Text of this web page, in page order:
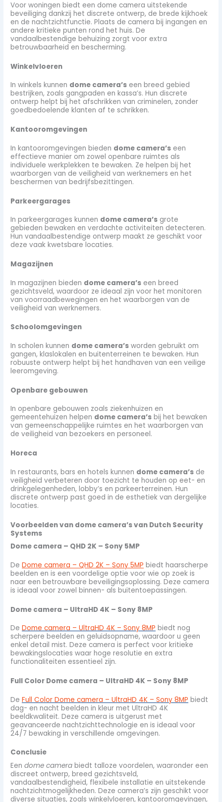
Voor woningen biedt een dome camera uitstekende
beveiliging dankzij het discrete ontwerp, de brede kijkhoek
en de nachtzichtfunctie. Plaats de camera bij ingangen en
andere kritieke punten rond het huis. De
vandaalbestendige behuizing zorgt voor extra
betrouwbaarheid en bescherming.
Winkelvloeren
In winkels kunnen dome camera’s een breed gebied
bestrijken, zoals gangpaden en kassa’s. Hun discrete
ontwerp helpt bij het afschrikken van criminelen, zonder
goedbedoelende klanten af te schrikken.
Kantooromgevingen
In kantooromgevingen bieden dome camera’s een
effectieve manier om zowel openbare ruimtes als
individuele werkplekken te bewaken. Ze helpen bij het
waarborgen van de veiligheid van werknemers en het
beschermen van bedrijfsbezittingen.
Parkeergarages
In parkeergarages kunnen dome camera’s grote
gebieden bewaken en verdachte activiteiten detecteren.
Hun vandaalbestendige ontwerp maakt ze geschikt voor
deze vaak kwetsbare locaties.
Magazijnen
In magazijnen bieden dome camera’s een breed
gezichtsveld, waardoor ze ideaal zijn voor het monitoren
van voorraadbewegingen en het waarborgen van de
veiligheid van werknemers.
Schoolomgevingen
In scholen kunnen dome camera’s worden gebruikt om
gangen, klaslokalen en buitenterreinen te bewaken. Hun
robuuste ontwerp helpt bij het handhaven van een veilige
leeromgeving.
Openbare gebouwen
In openbare gebouwen zoals ziekenhuizen en
gemeentehuizen helpen dome camera’s bij het bewaken
van gemeenschappelijke ruimtes en het waarborgen van
de veiligheid van bezoekers en personeel.
Horeca
In restaurants, bars en hotels kunnen dome camera’s de
veiligheid verbeteren door toezicht te houden op eet- en
drinkgelegenheden, lobby’s en parkeerterreinen. Hun
discrete ontwerp past goed in de esthetiek van dergelijke
locaties.
Voorbeelden van dome camera’s van Dutch Security
Systems
Dome camera – QHD 2K – Sony 5MP
DeDome camera – QHD 2K – Sony 5MP biedt haarscherpe
beelden en is een voordelige optie voor wie op zoek is
naar een betrouwbare beveiligingsoplossing. Deze camera
is ideaal voor zowel binnen- als buitentoepassingen.
Dome camera – UltraHD 4K – Sony 8MP
DeDome camera – UltraHD 4K – Sony 8MP biedt nog
scherpere beelden en geluidsopname, waardoor u geen
enkel detail mist. Deze camera is perfect voor kritieke
bewakingslocaties waar hoge resolutie en extra
functionaliteiten essentieel zijn.
Full Color Dome camera – UltraHD 4K – Sony 8MP
DeFull Color Dome camera – UltraHD 4K – Sony 8MP biedt
dag- en nacht beelden in kleur met UltraHD 4K
beeldkwaliteit. Deze camera is uitgerust met
geavanceerde nachtzichttechnologie en is ideaal voor
24/7 bewaking in verschillende omgevingen.
Conclusie
Eendome camera biedt talloze voordelen, waaronder een
discreet ontwerp, breed gezichtsveld,
vandaalbestendigheid, flexibele installatie en uitstekende
nachtzichtmogelijkheden. Deze camera’s zijn geschikt voor
diverse situaties, zoals winkelvloeren, kantooromgevingen,